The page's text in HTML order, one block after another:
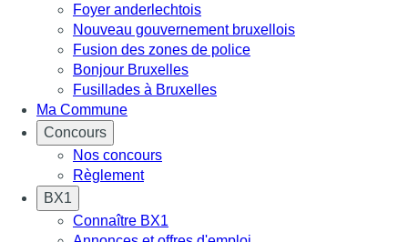
Foyer anderlechtois
Nouveau gouvernement bruxellois
Fusion des zones de police
Bonjour Bruxelles
Fusillades à Bruxelles
Ma Commune
Concours
Nos concours
Règlement
BX1
Connaître BX1